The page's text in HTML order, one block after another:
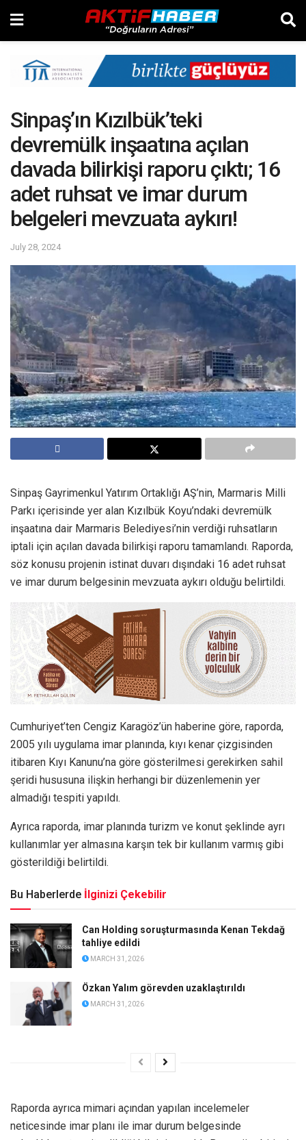
Sinpaş’ın Kızılbük’teki
devremülk inşaatına açılan
davada bilirkişi raporu çıktı; 16
adet ruhsat ve imar durum
belgeleri mevzuata aykırı!
July 28, 2024
Sinpaş Gayrimenkul Yatırım Ortaklığı AŞ’nin, Marmaris Milli
Parkı içerisinde yer alan Kızılbük Koyu’ndaki devremülk
inşaatına dair Marmaris Belediyesi’nin verdiği ruhsatların
iptali için açılan davada bilirkişi raporu tamamlandı. Raporda,
söz konusu projenin istinat duvarı dışındaki 16 adet ruhsat
ve imar durum belgesinin mevzuata aykırı olduğu belirtildi.
Cumhuriyet’ten Cengiz Karagöz’ün haberine göre, raporda,
2005 yılı uygulama imar planında, kıyı kenar çizgisinden
itibaren Kıyı Kanunu’na göre gösterilmesi gerekirken sahil
şeridi hususuna ilişkin herhangi bir düzenlemenin yer
almadığı tespiti yapıldı.
Ayrıca raporda, imar planında turizm ve konut şeklinde ayrı
kullanımlar yer almasına karşın tek bir kullanım varmış gibi
gösterildiği belirtildi.
Bu Haberlerde İlginizi Çekebilir
Can Holding soruşturmasında Kenan Tekdağ
tahliye edildi
MARCH 31, 2026
Özkan Yalım görevden uzaklaştırıldı
MARCH 31, 2026
Raporda ayrıca mimari açından yapılan incelemeler
neticesinde imar planı ile imar durum belgesinde